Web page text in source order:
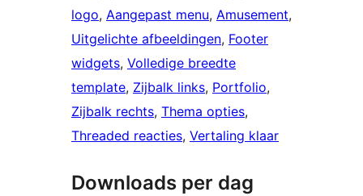
logo, Aangepast menu, Amusement
Uitgelichte afbeeldingen, Footer
widgets, Volledige breedte
template, Zijbalk links, Portfolio
Zijbalk rechts, Thema opties
Threaded reacties, Vertaling klaar
Downloads per dag